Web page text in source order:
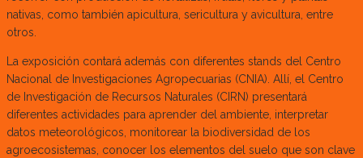
nativas, como también apicultura, sericultura y avicultura, entre
otros.
La exposición contará además con diferentes stands del Centro
Nacional de Investigaciones Agropecuarias (CNIA). Allí, el Centro
de Investigación de Recursos Naturales (CIRN) presentará
diferentes actividades para aprender del ambiente, interpretar
datos meteorológicos, monitorear la biodiversidad de los
agroecosistemas, conocer los elementos del suelo que son clave